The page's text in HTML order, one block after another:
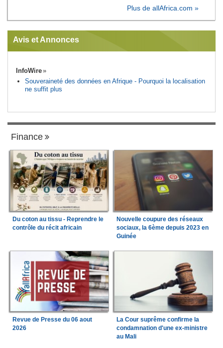
Plus de allAfrica.com »
Avis et Annonces
InfoWire
Souveraineté des données en Afrique - Pourquoi la localisation
ne suffit plus
Finance
Du coton au tissu - Reprendre le
contrôle du récit africain
Nouvelle coupure des réseaux
sociaux, la 6ème depuis 2023 en
Guinée
Revue de Presse du 06 aout
2026
La Cour suprême confirme la
condamnation d'une ex-ministre
au Mali